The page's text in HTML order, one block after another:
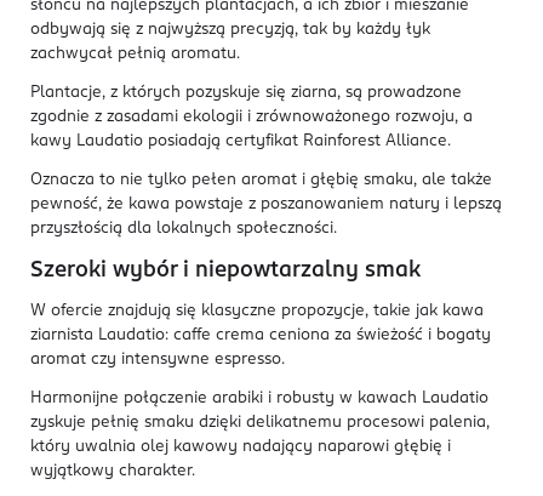
słońcu na najlepszych plantacjach, a ich zbiór i mieszanie
odbywają się z najwyższą precyzją, tak by każdy łyk
zachwycał pełnią aromatu.
Plantacje, z których pozyskuje się ziarna, są prowadzone
zgodnie z zasadami ekologii i zrównoważonego rozwoju, a
kawy Laudatio posiadają certyfikat Rainforest Alliance.
Oznacza to nie tylko pełen aromat i głębię smaku, ale także
pewność, że kawa powstaje z poszanowaniem natury i lepszą
przyszłością dla lokalnych społeczności.
Szeroki wybór i niepowtarzalny smak
W ofercie znajdują się klasyczne propozycje, takie jak kawa
ziarnista Laudatio: caffe crema ceniona za świeżość i bogaty
aromat czy intensywne espresso.
Harmonijne połączenie arabiki i robusty w kawach Laudatio
zyskuje pełnię smaku dzięki delikatnemu procesowi palenia,
który uwalnia olej kawowy nadający naparowi głębię i
wyjątkowy charakter.